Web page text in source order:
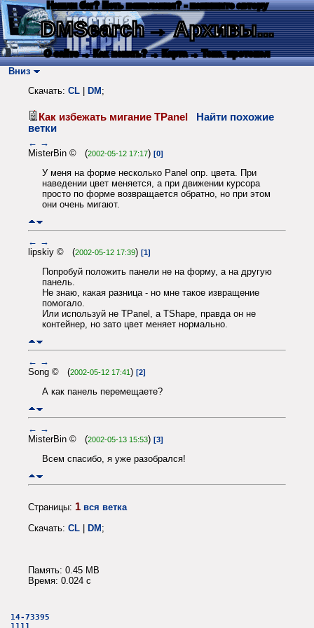
Нашли баг? Есть пожелания? - напишите автору
DMSearch→ Архивы...
О сайте → Как искать? → Карта → Текс. протокол
Вниз
Скачать: CL DM ;
Как избежать мигание TPanel
Найти похожие
ветки
← →
MisterBin © (2002-05-12 17:17) [0]
У меня на форме несколько Panel опр. цвета. При
наведении цвет меняется, а при движении курсора
просто по форме возвращается обратно, но при этом
они очень мигают.
← →
lipskiy © (2002-05-12 17:39) [1]
Попробуй положить панели не на форму, а на другую
панель.
Не знаю, какая разница - но мне такое извращение
помогало.
Или используй не TPanel, а TShape, правда он не
контейнер, но зато цвет меняет нормально.
← →
Song © (2002-05-12 17:41) [2]
А как панель перемещаете?
← →
MisterBin © (2002-05-13 15:53) [3]
Всем спасибо, я уже разобрался!
Страницы: 1 вся ветка
Скачать: CL | DM;
Память: 0.45 MB
Время: 0.024 c
14-73395